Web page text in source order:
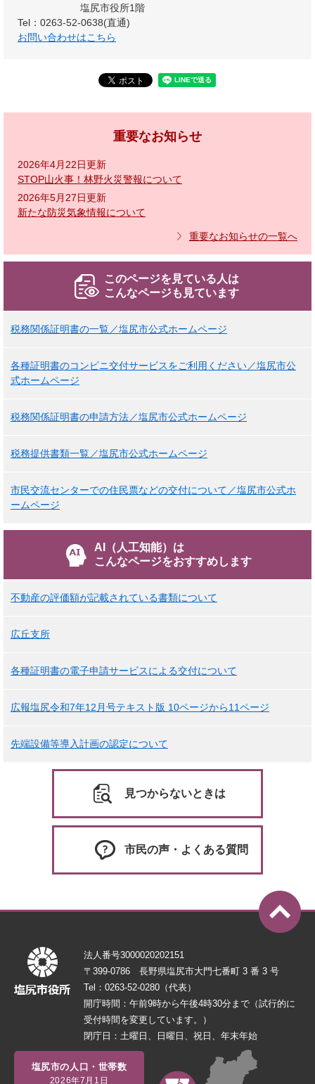
塩尻市役所1階
Tel：0263-52-0638(直通)
お問い合わせはこちら
重要なお知らせ
2026年4月22日更新
STOP山火事！林野火災警報について
2026年5月27日更新
新たな防災気象情報について
重要なお知らせの一覧へ
このページを見ている人は
こんなページも見ています
税務関係証明書の一覧／塩尻市公式ホームページ
各種証明書のコンビニ交付サービスをご利用ください／塩尻市公
式ホームページ
税務関係証明書の申請方法／塩尻市公式ホームページ
税務提供書類一覧／塩尻市公式ホームページ
市民交流センターでの住民票などの交付について／塩尻市公式ホ
ームページ
AI（人工知能）は
こんなページをおすすめします
不動産の評価額が記載されている書類について
広丘支所
各種証明書の電子申請サービスによる交付について
広報塩尻令和7年12月号テキスト版 10ページから11ページ
先端設備等導入計画の認定について
見つからないときは
市民の声・よくある質問
法人番号3000020202151
〒399-0786 長野県塩尻市大門七番町 3 番 3 号
Tel：0263-52-0280（代表）
開庁時間：午前9時から午後4時30分まで（試行的に
受付時間を変更しています。）
閉庁日：土曜日、日曜日、祝日、年末年始
塩尻市の人口・世帯数
2026年7月1日